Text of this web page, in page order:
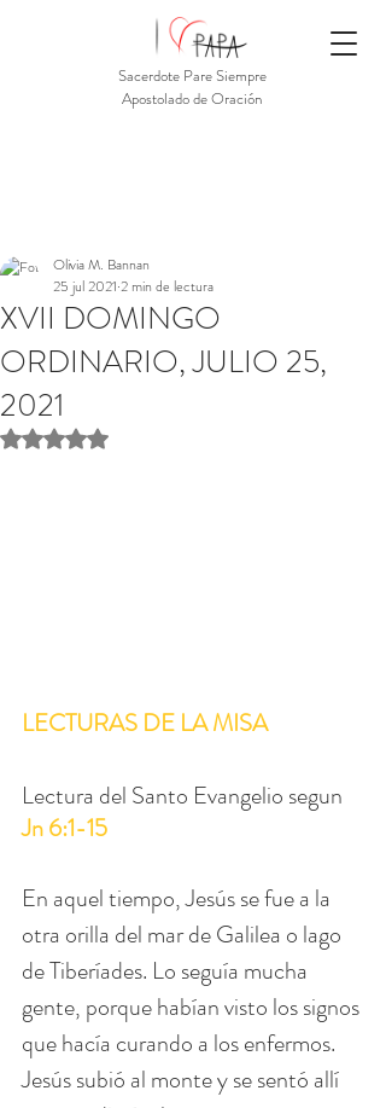
Sacerdote Pare Siempre
Apostolado de Oración
XVII DOMINGO
ORDINARIO, JULIO 25,
2021
Olivia M. Bannan
25 jul 2021 2 min de lectura
Obtuvo NaN de 5 estrellas.
LECTURAS DE LA MISA
Lectura del Santo Evangelio segun
Jn 6:1-15
En aquel tiempo, Jesús se fue a la
otra orilla del mar de Galilea o lago
de Tiberíades. Lo seguía mucha
gente, porque habían visto los signos
que hacía curando a los enfermos.
Jesús subió al monte y se sentó allí